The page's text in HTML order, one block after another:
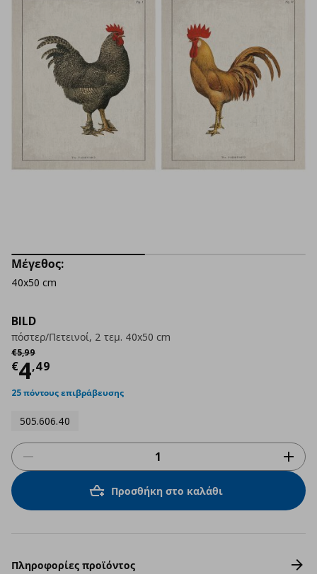
BILD
πόστερ/Πετεινοί, 2 τεμ. 40x50 cm
€5,99
Αρχική τιμή
€4,49
Τρέχουσα τιμή
25 πόντους επιβράβευσης
505.606.40
Μέγεθος:
40x50 cm
Προσθήκη στο καλάθι
Πληροφορίες προϊόντος